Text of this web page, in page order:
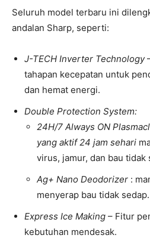
Seluruh model terbaru ini
andalan Sharp, seperti:
J-TECH Inverter Technology
tahapan kecepatan untuk
dan hemat energi.
Double Protection System:
24H/7 Always ON
yang aktif 24 jam sehari
virus, jamur, dan bau tidak
Ag+ Nano Deodorizer :
menyerap bau tidak sedap.
Express Ice Making – Fitur
kebutuhan mendesak.